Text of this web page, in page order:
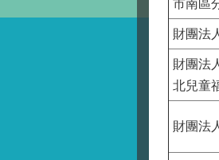
市南區
財團法
財團法
北兒童
財團法